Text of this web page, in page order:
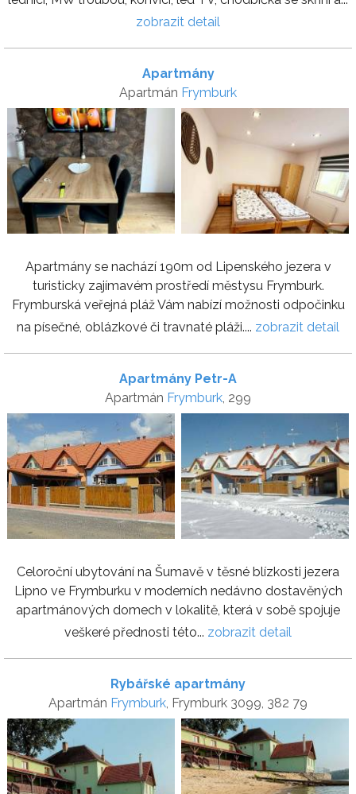
zobrazit detail
Apartmány
Apartmán Frymburk
Apartmány se nachází 190m od Lipenského jezera v
turisticky zajímavém prostředí městysu Frymburk.
Frymburská veřejná pláž Vám nabízí možnosti odpočinku
na písečné, oblázkové či travnaté pláži.... zobrazit detail
Apartmány Petr-A
Apartmán Frymburk, 299
Celoroční ubytování na Šumavě v těsné blízkosti jezera
Lipno ve Frymburku v moderních nedávno dostavěných
apartmánových domech v lokalitě, která v sobě spojuje
veškeré přednosti této... zobrazit detail
Rybářské apartmány
Apartmán Frymburk, Frymburk 3099, 382 79